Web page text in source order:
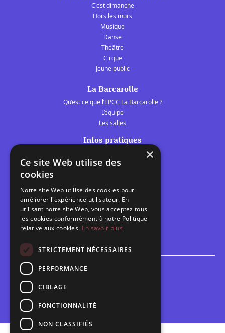
C'est dimanche
Hors les murs
Musique
Danse
Théâtre
Cirque
Jeune public
La Barcarolle
Qu’est ce que l’EPCC La Barcarolle ?
L’équipe
Les salles
Infos pratiques
Les belles scènes audomaroises
Calendrier
Programme des spectacles
Brèves
Espace scolaire
×
Ce site Web utilise des
cookies
Notre site Web utilise des cookies pour
améliorer l'expérience utilisateur. En
utilisant notre site Web, vous acceptez tous
les cookies conformément à notre Politique
relative aux cookies. En savoir plus
STRICTEMENT NÉCESSAIRES
PERFORMANCE
CIBLAGE
FONCTIONNALITÉ
NON CLASSIFIÉS